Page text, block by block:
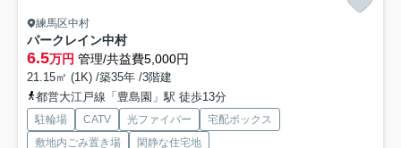
練馬区中村
パークレイン中村
6.5万円 管理/共益費5,000円
21.15㎡ (1K) /築35年 /3階建
都営大江戸線「豊島園」駅 徒歩13分
駐輪場 CATV 光ファイバー
宅配ボックス
敷地内ごみ置き場
閑静な住宅地